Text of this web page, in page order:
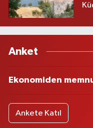
Anket
Ekonomiden
Ankete Katıl